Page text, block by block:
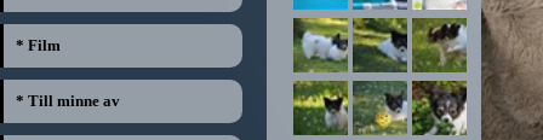
* Film
* Till minne av